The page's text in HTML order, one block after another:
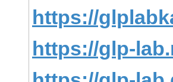
https://
https://glp-